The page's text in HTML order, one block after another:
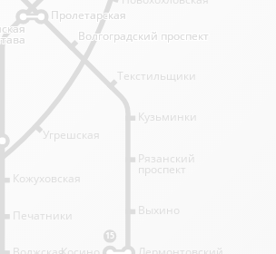
15
Угрешская
Текстильщики
Кузьминки
Рязанский
проспект
Выхино
Лермонтовский
Кожуховская
Печатники
Волжская
Пролетарская
Пролетарская
Волгоградский проспект
Волгоградский проспект
Косино